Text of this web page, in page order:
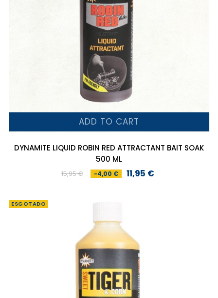
ADD TO CART
DYNAMITE LIQUID ROBIN RED ATTRACTANT BAIT SOAK
500 ML
Preço
15,95 € -4,00 €
Preço11,95 €
ESGOTADO